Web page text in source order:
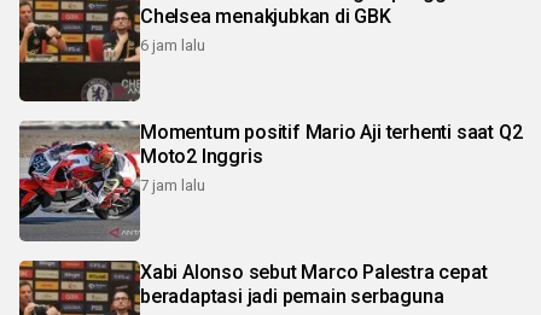
Chelsea menakjubkan di GBK
6 jam lalu
Momentum positif Mario Aji terhenti saat Q2
Moto2 Inggris
7 jam lalu
Xabi Alonso sebut Marco Palestra cepat
beradaptasi jadi pemain serbaguna